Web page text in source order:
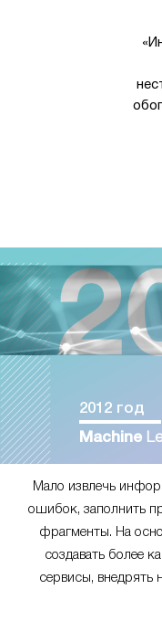
2012 год
Machine
Мало извлечь
ошибок, заполнить
фрагменты. На
создавать более
сервисы, внедрять